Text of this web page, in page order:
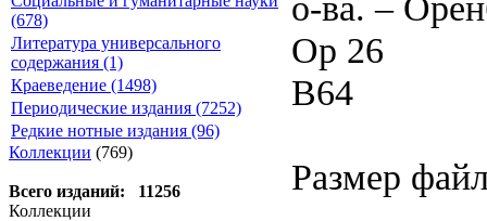
(678)
Литература универсального
содержания (1)
Краеведение (1498)
Периодические издания (7252)
Редкие нотные издания (96)
Коллекции (769)
Всего изданий: 11256
Коллекции
Ор 26
В64
Размер